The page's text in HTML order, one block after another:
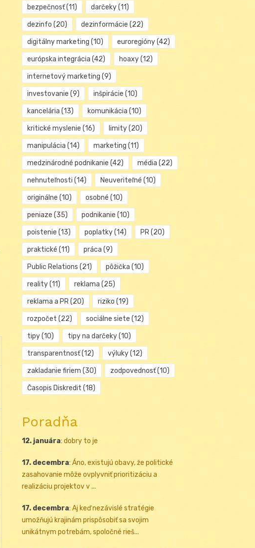
bezpečnosť(11) darčeky(11)
dezinfo (20) dezinformácie (22)
digitálny marketing (10) euroregióny(42)
európska integrácia (42) hoaxy(12)
internetový marketing (9)
investovanie (9) inšpirácie (10)
kancelária (13) komunikácia (10)
kritické myslenie (16) limity(20)
manipulácia (14) marketing (11)
medzinárodné podnikanie (42) média (22)
nehnuteľnosti (14) Neuveriteľné (10)
originálne (10) osobné (10)
peniaze (35) podnikanie (10)
poistenie (13) poplatky(14) PR(20)
praktické (11) práca (9)
Public Relations (21) pôžička (10)
reality(11) reklama (25)
reklama a PR(20) riziko (19)
rozpočet (22) sociálne siete (12)
tipy(10) tipy na darčeky(10)
transparentnosť(12) výluky(12)
zakladanie firiem (30) zodpovednosť(10)
Časopis Diskredit (18)
Poradňa
12. januára: dobry to je
17. decembra: Áno, existujú obavy, že politické
zasahovanie môže ovplyvniť prioritizáciu a
realizáciu projektov v ...
17. decembra: Aj keď nezávislé stratégie
umožňujú krajinám prispôsobiť sa svojim
unikátnym potrebám, spoločné rieš...